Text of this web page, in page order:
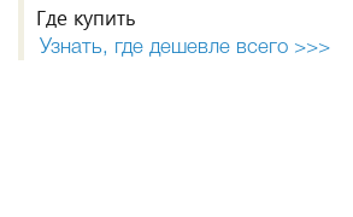
Где купить
Узнать, где дешевле всего >>>